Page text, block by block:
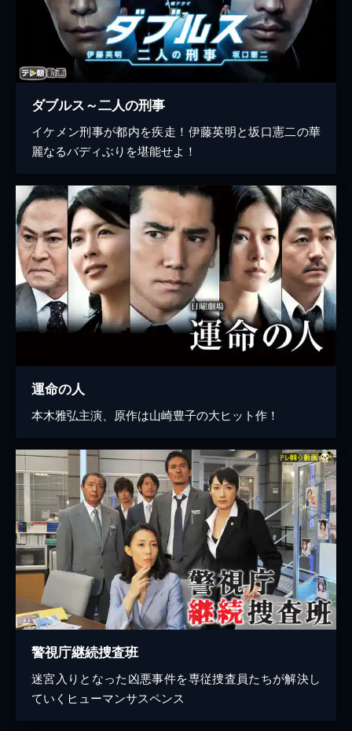
ダブルス～二人の刑事
イケメン刑事が都内を疾走！伊藤英明と坂口憲二の華
麗なるバディぶりを堪能せよ！
運命の人
本木雅弘主演、原作は山崎豊子の大ヒット作！
警視庁継続捜査班
迷宮入りとなった凶悪事件を専従捜査員たちが解決し
ていくヒューマンサスペンス